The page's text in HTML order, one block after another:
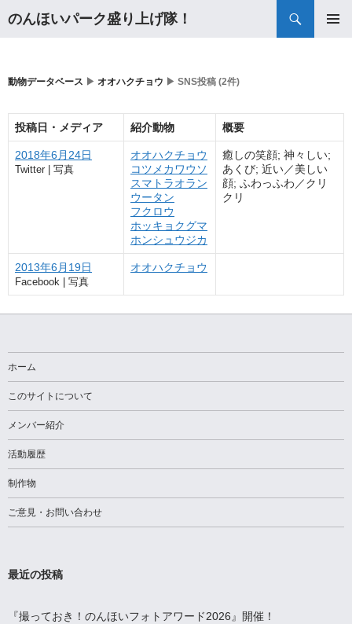
のんほいパーク盛り上げ隊！
索
ン
へ
ス
ッ
動物データベース ▶ オオハクチョウ ▶ SNS投稿 (2件)
投稿日・メディア 紹介動物 概要
2018年6月24日
Twitter | 写真
オオハクチョウ
コツメカワウソ
スマトラオラン
ウータン
フクロウ
ホッキョクグマ
ホンシュウジカ
癒しの笑顔; 神々しい;
あくび; 近い／美しい
顔; ふわっふわ／クリ
クリ
2013年6月19日
Facebook | 写真
オオハクチョウ
ホーム
このサイトについて
メンバー紹介
活動履歴
制作物
ご意見・お問い合わせ
最近の投稿
『撮っておき！のんほいフォトアワード2026』開催！